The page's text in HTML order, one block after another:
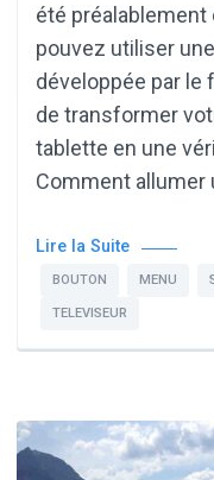
été
pouvez utiliser
développée par le
de transformer
tablette en une
Comment allumer
Lire la Suite
BOUTON MENU
TELEVISEUR